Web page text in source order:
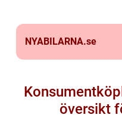
NYABILARNA.se
översikt